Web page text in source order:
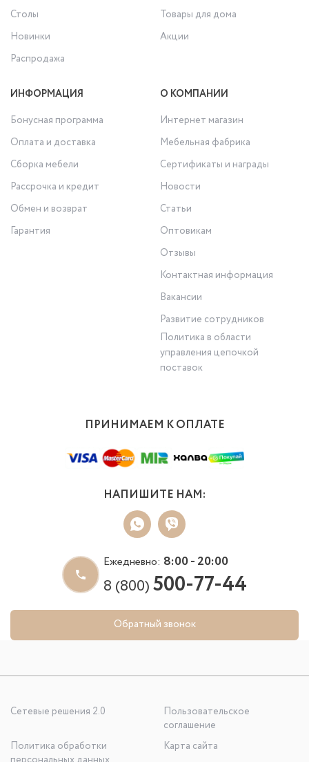
Столы
Товары для дома
Новинки
Акции
Распродажа
ИНФОРМАЦИЯ
Бонусная программа
Оплата и доставка
Сборка мебели
Рассрочка и кредит
Обмен и возврат
Гарантия
О КОМПАНИИ
Интернет магазин
Мебельная фабрика
Сертификаты и награды
Новости
Статьи
Оптовикам
Отзывы
Контактная информация
Вакансии
Развитие сотрудников
Политика в области
управления цепочкой
поставок
ПРИНИМАЕМ К ОПЛАТЕ
НАПИШИТЕ НАМ:
Ежедневно: 8:00 - 20:00
8 (800)500-77-44
Обратный звонок
Сетевые решения 2.0
Пользовательское
соглашение
Политика обработки
Карта сайта